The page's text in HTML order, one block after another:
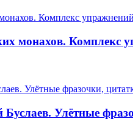
монахов. Комплекс
Улётные